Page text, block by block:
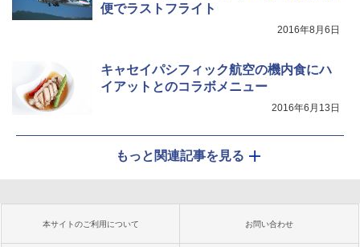
便でラストフライト
2016年8月6日
キャセイパシフィック航空の機内食にハ
イアットとのコラボメニュー
2016年6月13日
もっと関連記事を見る
本サイトのご利用について お問い合わせ